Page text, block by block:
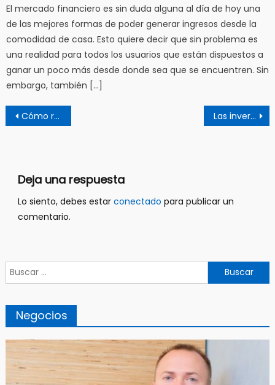
El mercado financiero es sin duda alguna al día de hoy una
de las mejores formas de poder generar ingresos desde la
comodidad de casa. Esto quiere decir que sin problema es
una realidad para todos los usuarios que están dispuestos a
ganar un poco más desde donde sea que se encuentren. Sin
embargo, también […]
Navegación
de
Cómo reducir los costos de la subrogación Las inversiones dentro del mercado financiero con el corredor de bolsa Go4rex
Deja una respuesta
Lo siento, debes estar conectado para publicar un
comentario.
Buscar:
Negocios